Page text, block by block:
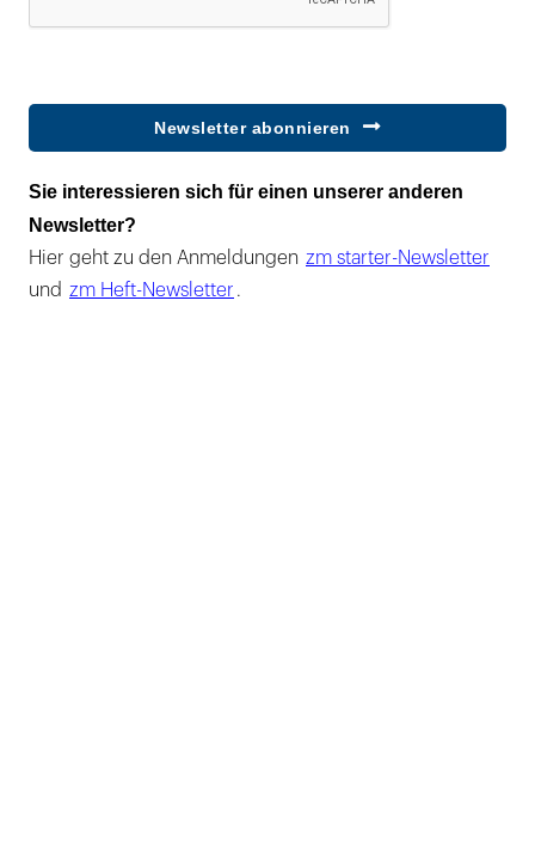
Newsletter abonnieren
Sie interessieren sich für einen unserer anderen
Newsletter?
Hier geht zu den Anmeldungen zm starter-Newsletter
und zm Heft-Newsletter .